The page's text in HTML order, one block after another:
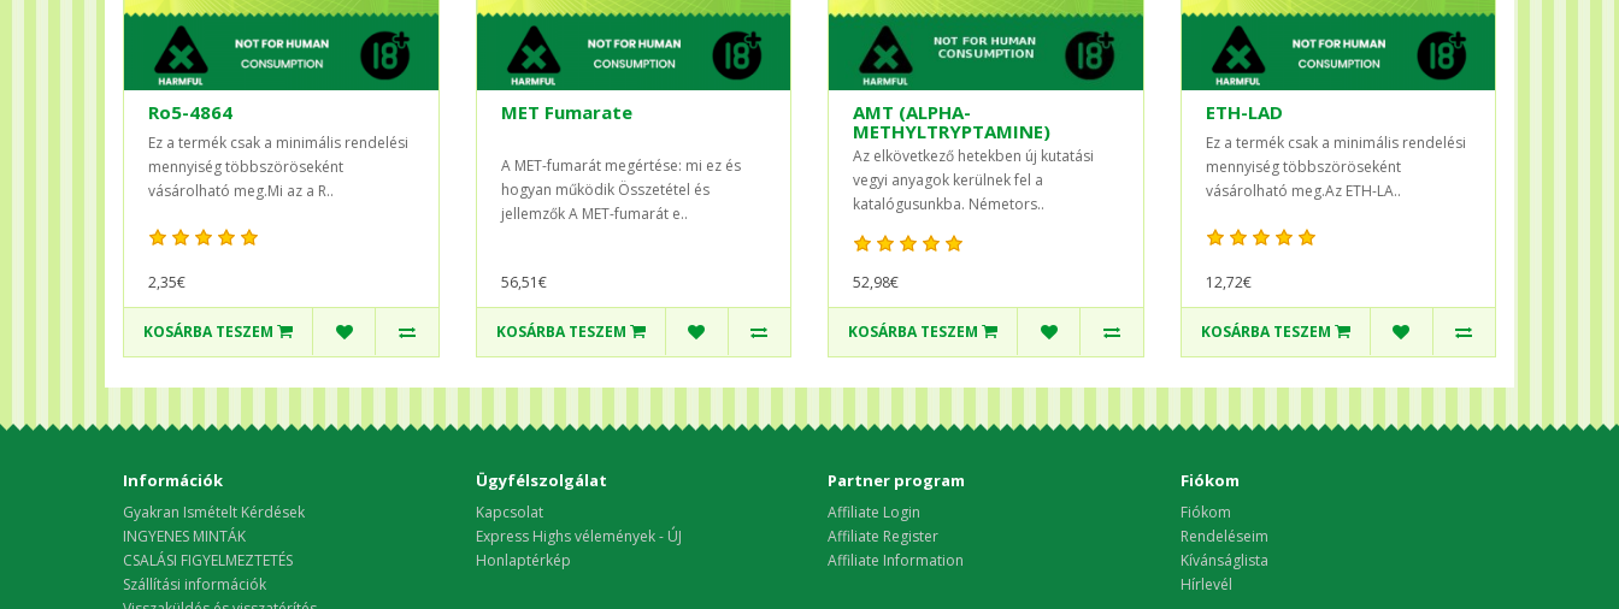
Ro5-4864
Ez a termék csak a minimális rendelési
mennyiség többszöröseként
vásárolható meg.Mi az a R..
2,35€
KOSÁRBA TESZEM
MET Fumarate
A MET-fumarát megértése: mi ez és
hogyan működik Összetétel és
jellemzők A MET-fumarát e..
56,51€
KOSÁRBA TESZEM
AMT (ALPHA-
METHYLTRYPTAMINE)
Az elkövetkező hetekben új kutatási
vegyi anyagok kerülnek fel a
katalógusunkba. Németors..
52,98€
KOSÁRBA TESZEM
ETH-LAD
Ez a termék csak a minimális rendelési
mennyiség többszöröseként
vásárolható meg.Az ETH-LA..
12,72€
KOSÁRBA TESZEM
Információk
Gyakran Ismételt Kérdések
INGYENES MINTÁK
CSALÁSI FIGYELMEZTETÉS
Szállítási információk
Ügyfélszolgálat
Kapcsolat
Express Highs vélemények - ÚJ
Honlaptérkép
Partner program
Affiliate Login
Affiliate Register
Affiliate Information
Fiókom
Fiókom
Rendeléseim
Kívánságlista
Hírlevél